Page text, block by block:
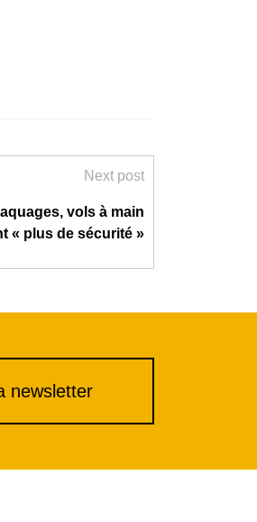
Next post
vols à main
« plus de sécurité »
newsletter